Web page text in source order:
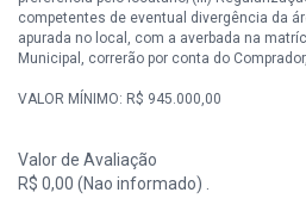
competentes de eventual divergência da
apurada no local, com a averbada na
Municipal, correrão por conta do
VALOR MÍNIMO: R$ 945.000,00
Valor de Avaliação
R$ 0,00 (Nao informado) .